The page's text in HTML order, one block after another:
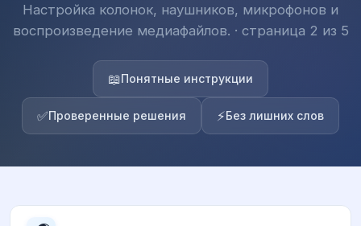
Настройка колонок, наушников, микрофонов и
воспроизведение медиафайлов. · страница 2 из 5
📖Понятные инструкции
✅Проверенные решения ⚡Без лишних слов